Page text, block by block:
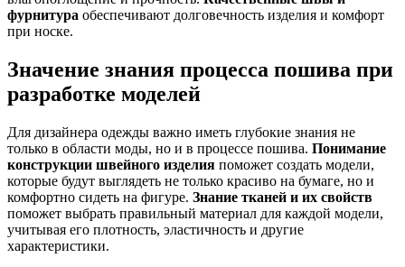
фурнитура обеспечивают долговечность изделия и комфорт
при носке.
Значение знания процесса пошива при
разработке моделей
Для дизайнера одежды важно иметь глубокие знания не
только в области моды, но и в процессе пошива. Понимание
конструкции швейного изделия поможет создать модели,
которые будут выглядеть не только красиво на бумаге, но и
комфортно сидеть на фигуре. Знание тканей и их свойств
поможет выбрать правильный материал для каждой модели,
учитывая его плотность, эластичность и другие
характеристики.